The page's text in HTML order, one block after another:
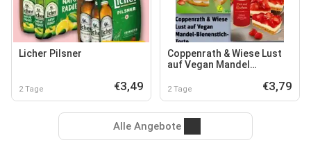
Licher Pilsner
2 Tage €3,49
Coppenrath & Wiese Lust
auf Vegan Mandel
2 Tage €3,79
Alle Angebote